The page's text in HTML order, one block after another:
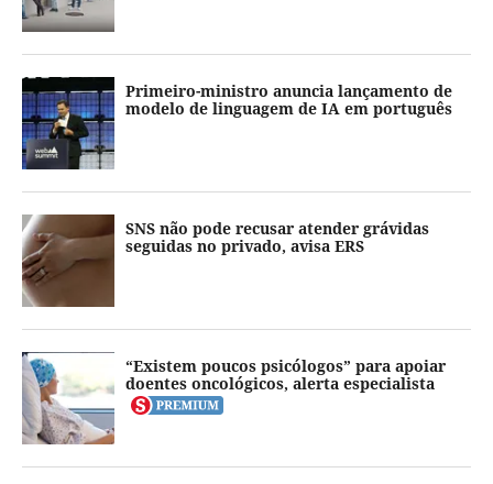
Primeiro-ministro anuncia lançamento de
modelo de linguagem de IA em português
SNS não pode recusar atender grávidas
seguidas no privado, avisa ERS
“Existem poucos psicólogos” para apoiar
doentes oncológicos, alerta especialista